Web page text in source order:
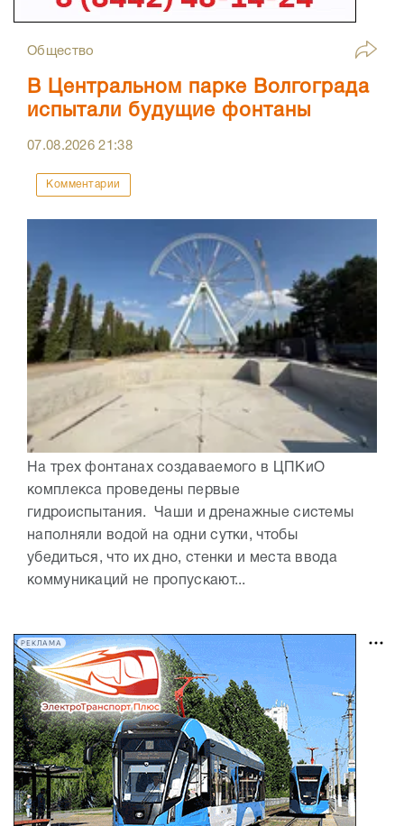
Общество
В Центральном парке Волгограда
испытали будущие фонтаны
07.08.202621:38
Комментарии
На трех фонтанах создаваемого в ЦПКиО
комплекса проведены первые
гидроиспытания. Чаши и дренажные системы
наполняли водой на одни сутки, чтобы
убедиться, что их дно, стенки и места ввода
коммуникаций не пропускают...
РЕКЛАМА